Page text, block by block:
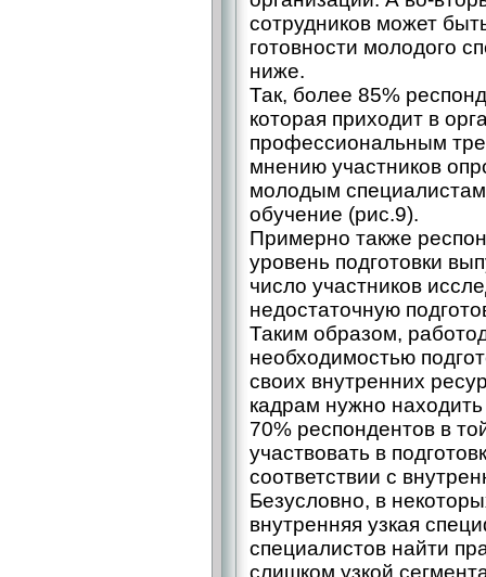
сотрудников может
готовности молодого
ниже.
Так, более 85%
которая приходит в
профессиональным
мнению участников
молодым
обучение (рис.9).
Примерно также
уровень подготовки
число участников
недостаточную
Таким образом,
необходимостью
своих внутренних
кадрам нужно
70% респондентов в
участвовать в
соответствии с
Безусловно, в
внутренняя узкая
специалистов найти
слишком узкой